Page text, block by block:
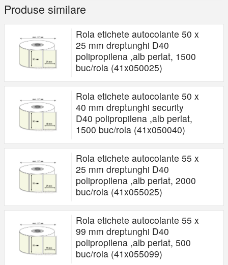
Produse similare
Rola etichete autocolante 50 x
25 mm dreptunghi D40
polipropilena ,alb perlat, 1500
buc/rola (41x050025)
Rola etichete autocolante 50 x
40 mm dreptunghi security
D40 polipropilena ,alb perlat,
1500 buc/rola (41x050040)
Rola etichete autocolante 55 x
25 mm dreptunghi D40
polipropilena ,alb perlat, 2000
buc/rola (41x055025)
Rola etichete autocolante 55 x
99 mm dreptunghi D40
polipropilena ,alb perlat, 500
buc/rola (41x055099)